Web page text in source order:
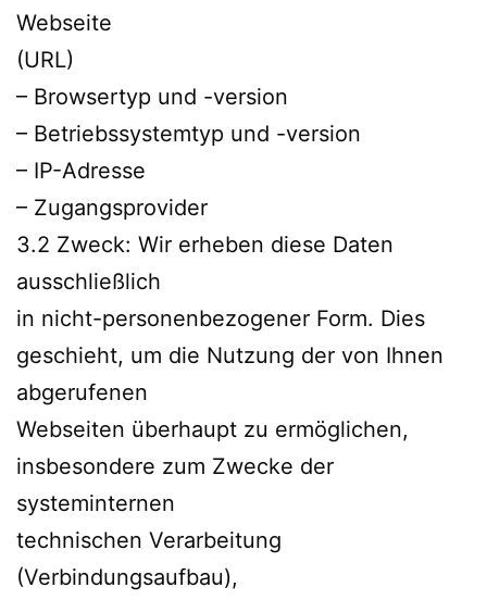
Webseite
(URL)
– Browsertyp und -version
– Betriebssystemtyp und -version
– IP-Adresse
– Zugangsprovider
3.2 Zweck: Wir erheben diese Daten
ausschließlich
in nicht-personenbezogener Form. Dies
geschieht, um die Nutzung der von Ihnen
abgerufenen
Webseiten überhaupt zu ermöglichen,
insbesondere zum Zwecke der
systeminternen
technischen Verarbeitung
(Verbindungsaufbau),